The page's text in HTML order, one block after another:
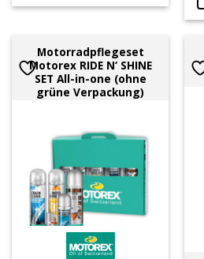
Motorradpflegeset
Motorex RIDE N‘ SHINE
SET All-in-one (ohne
grüne Verpackung)